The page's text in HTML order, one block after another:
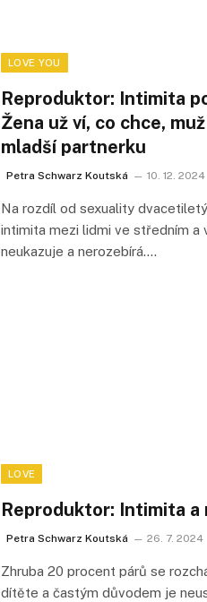
LOVE YOU
Reproduktor: Intimita
Žena už ví, co chce,
mladší partnerku
Petra Schwarz Koutská 10. 12. 2024
Na rozdíl od sexuality
intimita mezi lidmi ve středním a
neukazuje a nerozebírá.…
LOVE
Reproduktor: Intimita
Petra Schwarz Koutská 26. 7. 2024
Zhruba 20 procent párů se
dítěte a častým důvodem je